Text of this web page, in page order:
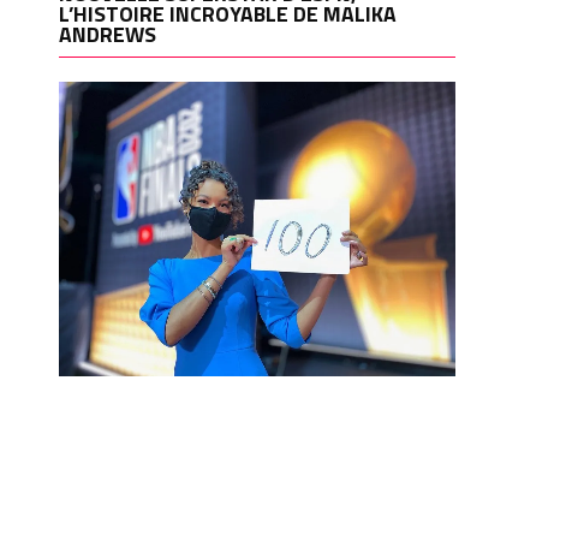
L’HISTOIRE INCROYABLE DE MALIKA
ANDREWS